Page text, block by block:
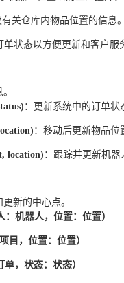
有关仓库内物品位置的信息
单状态以方便更新和客户服
：更新系统中的订单状
：移动后更新物品位
location) ：跟踪并更新机器
新的中心点。
机器人，位置：位置）
目，位置：位置）
，状态：状态）